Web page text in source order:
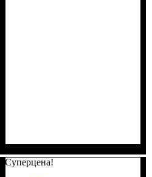
Суперцена!